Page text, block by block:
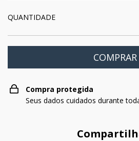
QUANTIDADE
Compra protegida
Seus dados cuidados durante